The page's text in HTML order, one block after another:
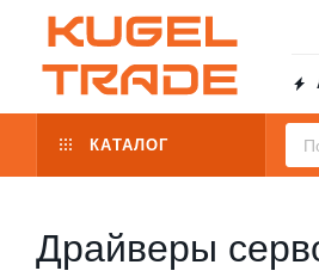
КАТАЛОГ
Драйверы